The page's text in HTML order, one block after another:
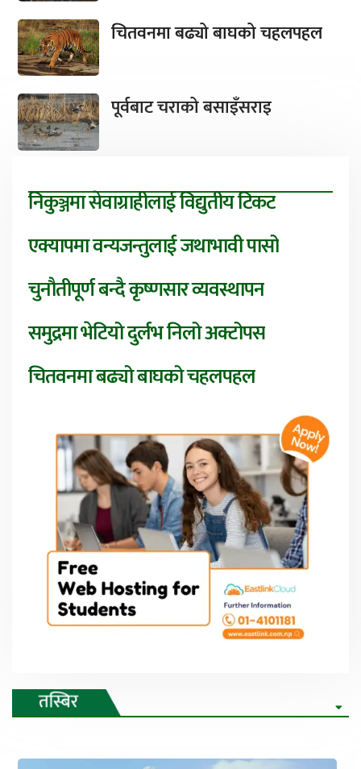
चितवनमा बढ्यो बाघको चहलपहल
पूर्वबाट चराको बसाइँसराइ
निकुञ्जमा सेवाग्राहीलाई विद्युतीय टिकट
एक्यापमा वन्यजन्तुलाई जथाभावी पासो
चुनौतीपूर्ण बन्दै कृष्णसार व्यवस्थापन
समुद्रमा भेटियो दुर्लभ निलो अक्टोपस
चितवनमा बढ्यो बाघको चहलपहल